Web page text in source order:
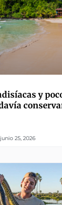
y
junio 25, 2026